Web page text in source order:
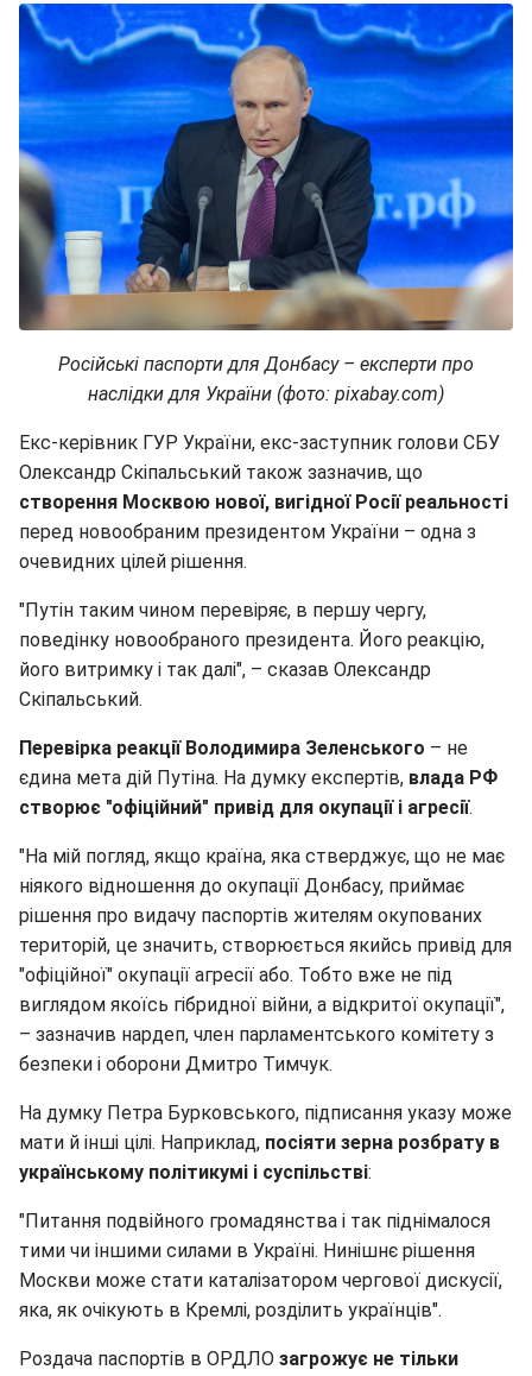
Російські паспорти для Донбасу – експерти про
наслідки для України (фото: pixabay.com)
Екс-керівник ГУР України, екс-заступник голови СБУ
Олександр Скіпальський також зазначив, що
створення Москвою нової, вигідної Росії реальності
перед новообраним президентом України – одна з
очевидних цілей рішення.
"Путін таким чином перевіряє, в першу чергу,
поведінку новообраного президента. Його реакцію,
його витримку і так далі", – сказав Олександр
Скіпальський.
Перевірка реакції Володимира Зеленського – не
єдина мета дій Путіна. На думку експертів, влада РФ
створює "офіційний" привід для окупації і агресії.
"На мій погляд, якщо країна, яка стверджує, що не має
ніякого відношення до окупації Донбасу, приймає
рішення про видачу паспортів жителям окупованих
територій, це значить, створюється якийсь привід для
"офіційної" окупації агресії або. Тобто вже не під
виглядом якоїсь гібридної війни, а відкритої окупації",
– зазначив нардеп, член парламентського комітету з
безпеки і оборони Дмитро Тимчук.
На думку Петра Бурковського, підписання указу може
мати й інші цілі. Наприклад, посіяти зерна розбрату в
українському політикумі і суспільстві:
"Питання подвійного громадянства і так піднімалося
тими чи іншими силами в Україні. Нинішнє рішення
Москви може стати каталізатором чергової дискусії,
яка, як очікують в Кремлі, розділить українців".
Роздача паспортів в ОРДЛО загрожує не тільки